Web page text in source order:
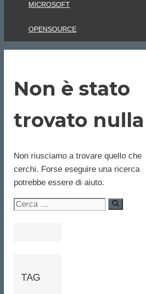
MICROSOFT
OPENSOURCE
Non è stato
trovato nulla
Non riusciamo a trovare quello che
cerchi. Forse eseguire una ricerca
potrebbe essere di aiuto.
Ricerca
TAG